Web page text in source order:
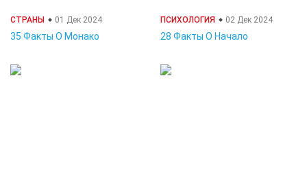
СТРАНЫ 01 Дек 2024
35 Факты О Монако
ПСИХОЛОГИЯ 02 Дек 2024
28 Факты О Начало